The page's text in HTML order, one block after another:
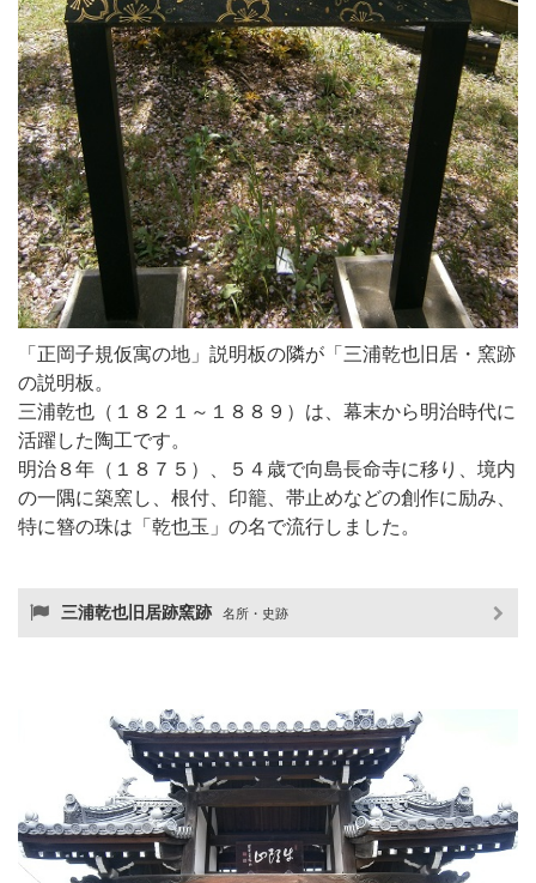
「正岡子規仮寓の地」説明板の隣が「三浦乾也旧居・窯跡
の説明板。
三浦乾也（１８２１～１８８９）は、幕末から明治時代に
活躍した陶工です。
明治８年（１８７５）、５４歳で向島長命寺に移り、境内
の一隅に築窯し、根付、印籠、帯止めなどの創作に励み、
特に簪の珠は「乾也玉」の名で流行しました。
三浦乾也旧居跡窯跡 名所・史跡